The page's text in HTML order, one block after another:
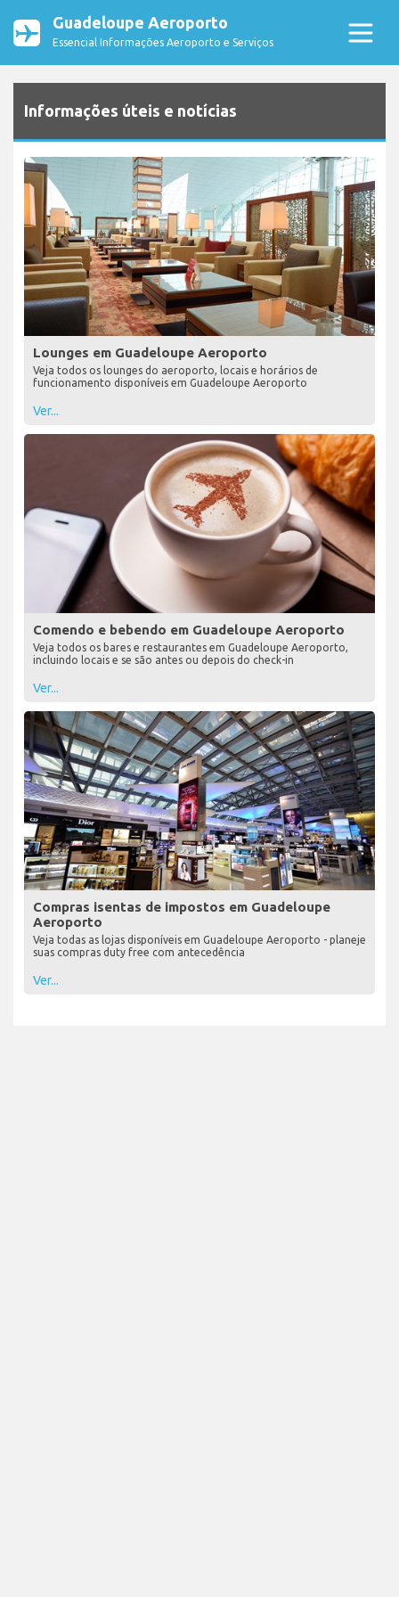
Guadeloupe Aeroporto
Essencial Informações Aeroporto e Serviços
Informações úteis e notícias
Lounges em Guadeloupe Aeroporto
Veja todos os lounges do aeroporto, locais e horários de
funcionamento disponíveis em Guadeloupe Aeroporto
Ver...
Comendo e bebendo em Guadeloupe Aeroporto
Veja todos os bares e restaurantes em Guadeloupe Aeroporto,
incluindo locais e se são antes ou depois do check-in
Ver...
Compras isentas de impostos em Guadeloupe
Aeroporto
Veja todas as lojas disponíveis em Guadeloupe Aeroporto - planeje
suas compras duty free com antecedência
Ver...